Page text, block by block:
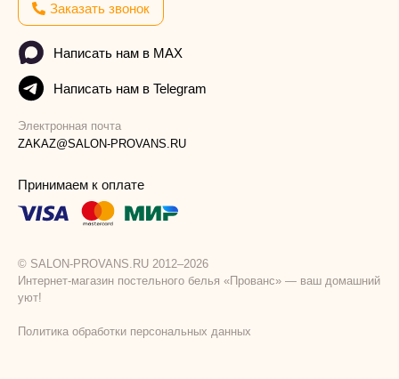
Заказать звонок
Написать нам в MAX
Написать нам в Telegram
Электронная почта
ZAKAZ@SALON-PROVANS.RU
Принимаем к оплате
© SALON-PROVANS.RU 2012–2026
Интернет-магазин постельного белья «Прованс» — ваш домашний
уют!
Политика обработки персональных данных